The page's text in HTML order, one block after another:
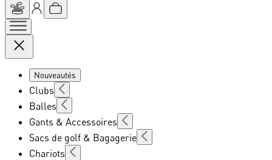
Nouveautés
Clubs
Balles
Gants & Accessoires
Sacs de golf & Bagagerie
Chariots